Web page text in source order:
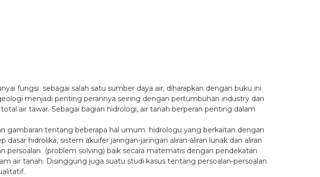
fungsi sebagai salah satu sumber daya air, diharapkan dengan buku ini
menjadi penting perannya seiring dengan pertumbuhan industry dan
air tawar. Sebagai bagian hidrologi, air tanah berperan penting dalam
gambaran tentang beberapa hal umum hidrologu yang berkaitan dengan
hidrolika, sistem akuifer jaringan-jaringan aliran-aliran lunak dan aliran
(problem solving) baik secara matematis dengan pendekatan
air tanah. Disinggung juga suatu studi kasus tentang persoalan-persoalan